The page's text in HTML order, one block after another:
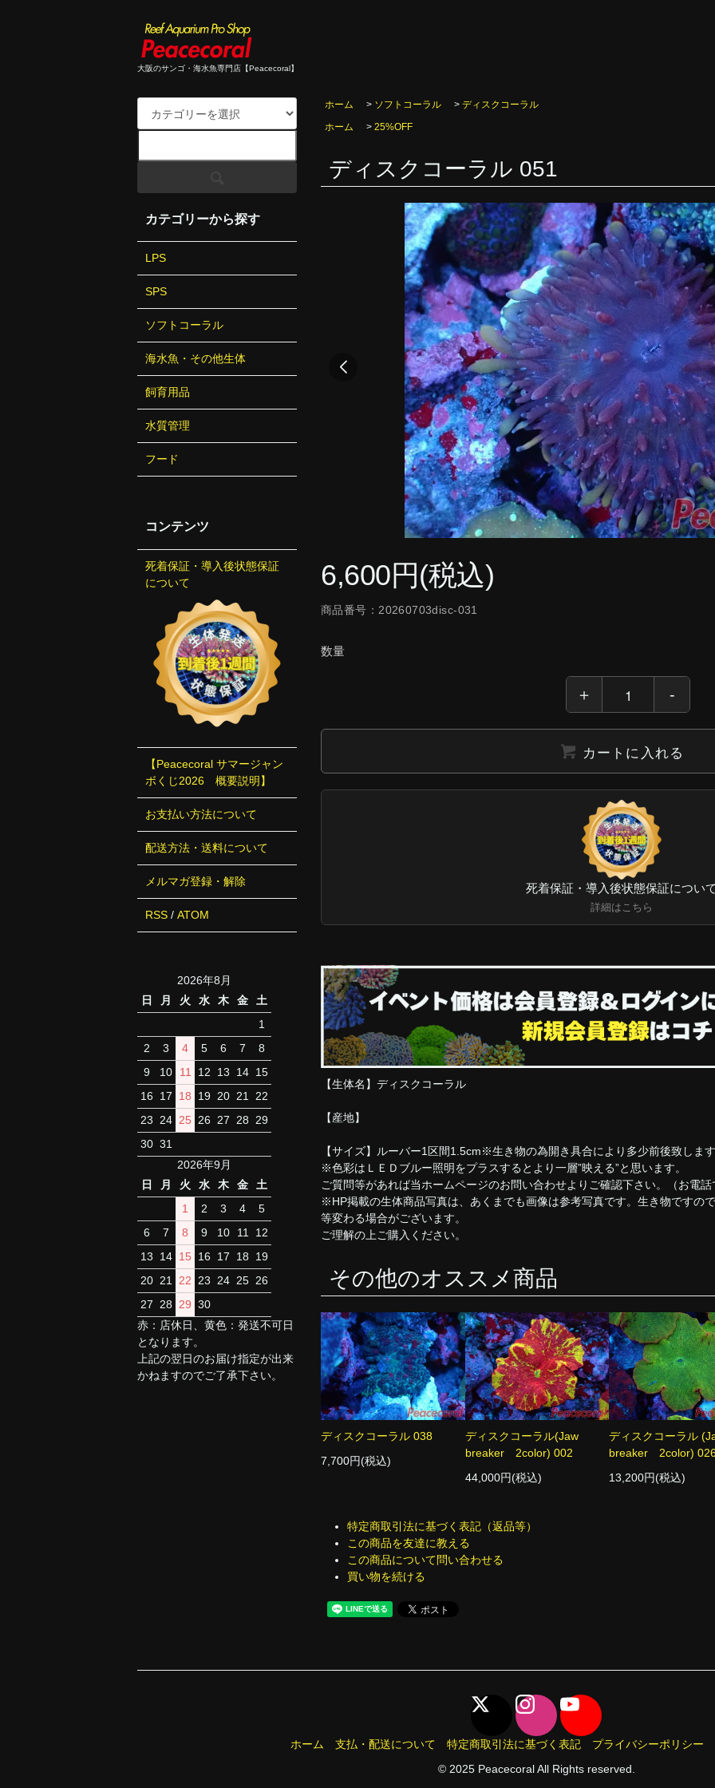
大阪のサンゴ・海水魚専門店【Peacecoral】
ホーム > ソフトコーラル > ディスクコーラル
ホーム
> 25%OFF
ディスクコーラル 051
6,600円(税込)
商品番号：20260703disc-031
数量
カートに入れる
死着保証・導入後状態保証につい
詳細はこちら
【生体名】ディスクコーラル
【産地】
【サイズ】ルーバー1区間1.5cm※生き物の為開き具合により多少前後致します
※色彩はＬＥＤブルー照明をプラスするとより一層”映える”と思います。
ご質問等があれば当ホームページのお問い合わせよりご確認下さい。（お電
※HP掲載の生体商品写真は、あくまでも画像は参考写真です。生き物ですの
等変わる場合がございます。
ご理解の上ご購入ください。
その他のオススメ商品
ディスクコーラル 038
7,700円(税込)
ディスクコーラル(Jaw
breaker 2color) 002
44,000円(税込)
ディスクコーラル
breaker 2color)
13,200円(税込)
特定商取引法に基づく表記（返品等）
この商品を友達に教える
この商品について問い合わせる
買い物を続ける
カテゴリーから探す
LPS
SPS
ソフトコーラル
海水魚・その他生体
飼育用品
水質管理
フード
コンテンツ
死着保証・導入後状態保証
について
【Peacecoral サマージャン
ボくじ2026 概要説明】
お支払い方法について
配送方法・送料について
メルマガ登録・解除
RSS / ATOM
2026年8月
日
月 火 水 木 金
土
1
2
3 4 5 6 7
8
9
10 11 12 13 14 15
16
17 18 19 20 21
22
23
24 25 26 27 28
29
30 31
2026年9月
日
月 火 水 木 金
土
1
2 3 4
5
6
7 8 9 10 11
12
13
14 15 16 17 18
19
20 21 22 23 24 25 26
27
28 29 30
赤：店休日、黄色：発送不可日
となります。
上記の翌日のお届け指定が出来
かねますのでご了承下さい。
ホーム 支払・配送について 特定商取引法に基づく表記
プライバシーポリシー
© 2025 Peacecoral All Rights reserved.